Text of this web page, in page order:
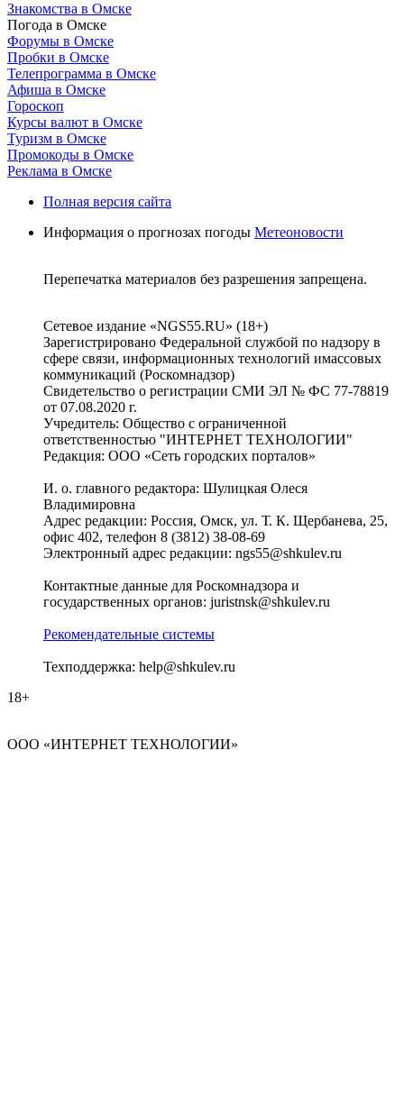
Знакомства в Омске
Погода в Омске
Форумы в Омске
Пробки в Омске
Телепрограмма в Омске
Афиша в Омске
Гороскоп
Курсы валют в Омске
Туризм в Омске
Промокоды в Омске
Реклама в Омске
Полная версия сайта
Информация о прогнозах погоды Метеоновости
Перепечатка материалов без разрешения запрещена.
Сетевое издание «NGS55.RU» (18+)
Зарегистрировано Федеральной службой по надзору в
сфере связи, информационных технологий имассовых
коммуникаций (Роскомнадзор)
Свидетельство о регистрации СМИ ЭЛ № ФС 77-78819
от 07.08.2020 г.
Учредитель: Общество с ограниченной
ответственностью "ИНТЕРНЕТ ТЕХНОЛОГИИ"
Редакция: ООО «Сеть городских порталов»
И. о. главного редактора: Шулицкая Олеся
Владимировна
Адрес редакции: Россия, Омск, ул. Т. К. Щербанева, 25,
офис 402, телефон 8 (3812) 38-08-69
Электронный адрес редакции: ngs55@shkulev.ru
Контактные данные для Роскомнадзора и
государственных органов: juristnsk@shkulev.ru
Рекомендательные системы
Техподдержка: help@shkulev.ru
18+
ООО «ИНТЕРНЕТ ТЕХНОЛОГИИ»